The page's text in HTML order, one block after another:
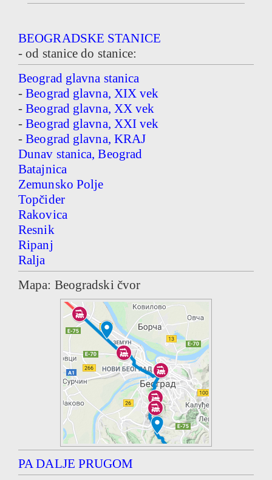
BEOGRADSKE STANICE
- od stanice do stanice:
Beograd glavna stanica
-Beograd glavna, XIX vek
-Beograd glavna, XX vek
-Beograd glavna, XXI vek
-Beograd glavna, KRAJ
Dunav stanica, Beograd
Batajnica
Zemunsko Polje
Topčider
Rakovica
Resnik
Ripanj
Ralja
Mapa: Beogradski čvor
PA DALJE PRUGOM